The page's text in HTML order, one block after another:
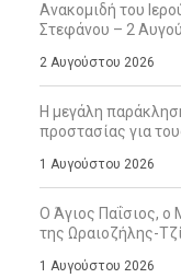
Ανακομιδή του
Στεφάνου – 2
2 Αυγούστου 2026
Η μεγάλη
προστασίας για
1 Αυγούστου 2026
Ο Άγιος Παΐσιος, ο
της Ωραιοζήλης-
1 Αυγούστου 2026